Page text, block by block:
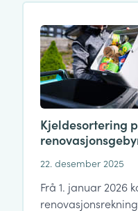
Kjeldesortering
22. desember 2025
Frå 1. januar 2026